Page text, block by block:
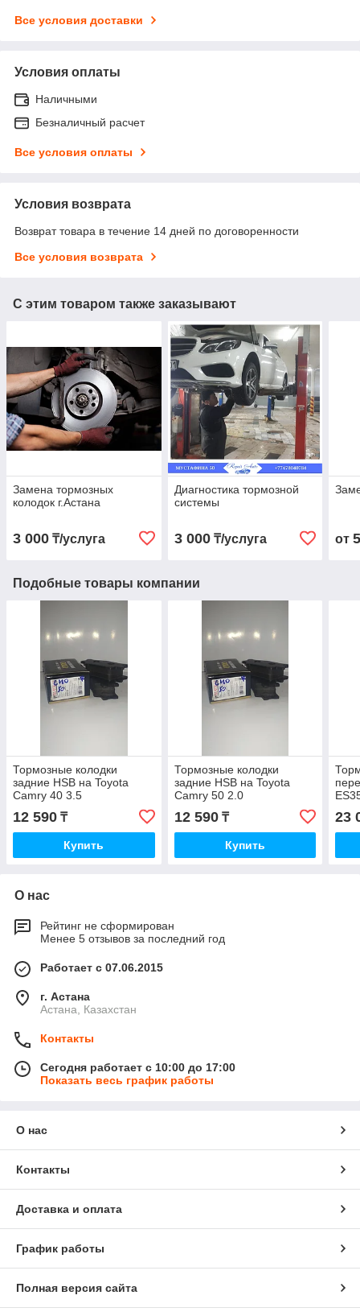
Все условия доставки
Условия оплаты
Наличными
Безналичный расчет
Все условия оплаты
Условия возврата
Возврат товара в течение 14 дней по договоренности
Все условия возврата
С этим товаром также заказывают
Замена тормозных
колодок г.Астана
3 000 ₸/услуга
Диагностика тормозной
системы
3 000₸/услуга от
Подобные товары компании
Тормозные колодки
задние HSB на Toyota
Camry 40 3.5
12 590 ₸
Купить
Тормозные колодки
задние HSB на Toyota
Camry 50 2.0
12 590₸
Купить
23
О нас
Рейтинг не сформирован
Менее 5 отзывов за последний год
Работает с 07.06.2015
г. Астана
Астана, Казахстан
Контакты
Сегодня работает с 10:00 до 17:00
Показать весь график работы
О нас
Контакты
Доставка и оплата
График работы
Полная версия сайта